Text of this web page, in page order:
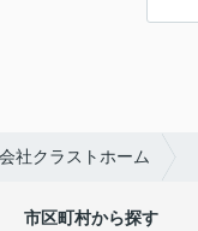
社クラストホーム
市区町村から探す